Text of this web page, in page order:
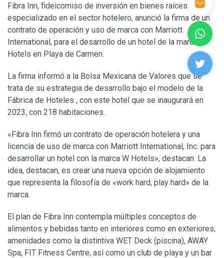
Fibra Inn, fideicomiso de inversión en bienes raíces
especializado en el sector hotelero, anunció la firma de un
contrato de operación y uso de marca con Marriott
International, para el desarrollo de un hotel de la marca W
Hotels en Playa de Carmen.
La firma informó a la Bolsa Mexicana de Valores que se
trata de su estrategia de desarrollo bajo el modelo de la
Fábrica de Hoteles , con este hotel que se inaugurará en
2023, con 218 habitaciones.
«Fibra Inn firmó un contrato de operación hotelera y una
licencia de uso de marca con Marriott International, Inc. para
desarrollar un hotel con la marca W Hotels», destacan. La
idea, destacan, es crear una nueva opción de alojamiento
que representa la filosofía de «work hard, play hard» de la
marca.
El plan de Fibra Inn contempla múltiples conceptos de
alimentos y bebidas tanto en interiores como en exteriores;
amenidades como la distintiva WET Deck (piscina), AWAY
Spa, FIT Fitness Centre, así como un club de playa y un bar